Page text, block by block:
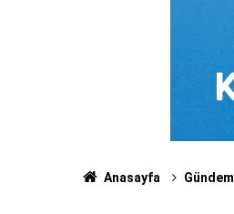
Anasayfa Gündem